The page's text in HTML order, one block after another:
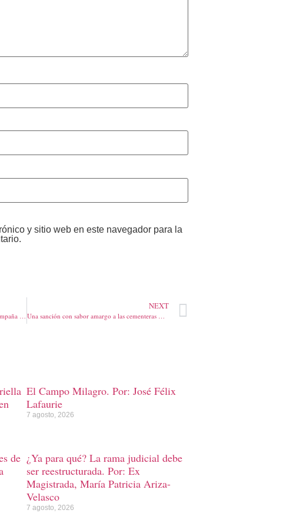
y sitio web en este navegador para la
Iván Duque y Martha Lucía cerrarán su campaña en la Costa, en Montería, Silvestre Dangond será el invitado de honor
NEXT
Una sanción con sabor amargo a las cementeras Argos, Holcim y Cemex. ¿Ser pillo en Colombia paga? Por: Por: Jorge Vergara Carbó
El Campo Milagro. Por: José Félix
Lafaurie
7 agosto, 2026
de ¿Ya para qué? La rama judicial debe
ser reestructurada. Por: Ex
Magistrada, María Patricia Ariza-
Velasco
7 agosto, 2026